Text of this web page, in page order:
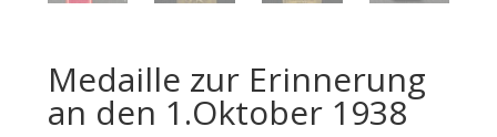
Medaille zur Erinnerung
an den 1.Oktober 1938